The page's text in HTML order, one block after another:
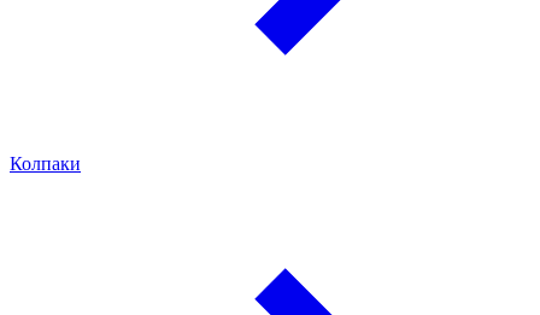
Колпаки